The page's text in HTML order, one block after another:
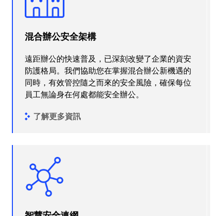
混合辦公安全架構
遠距辦公的快速普及，已深刻改變了企業的資安
防護格局。我們協助您在掌握混合辦公新機遇的
同時，有效管控隨之而來的安全風險，確保每位
員工無論身在何處都能安全辦公。
了解更多資訊